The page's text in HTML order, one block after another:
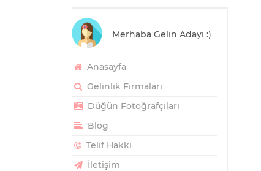
Merhaba Gelin Adayı :)
Anasayfa
Gelinlik Firmaları
Düğün Fotoğrafçıları
Blog
Telif Hakkı
İletişim